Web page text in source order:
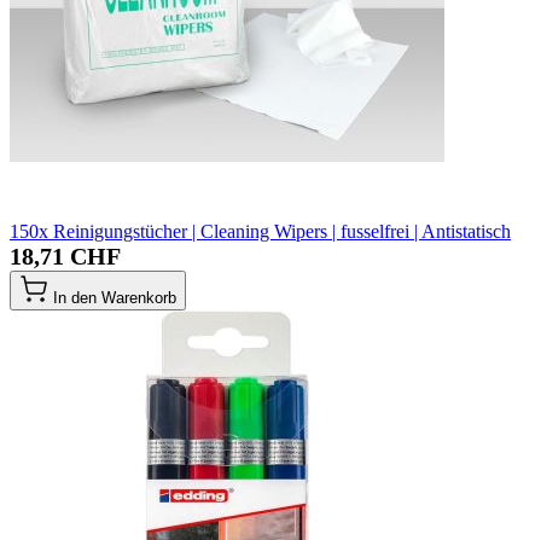
150x Reinigungstücher | Cleaning Wipers | fusselfrei | Antistatisch
18,71 CHF
In den Warenkorb